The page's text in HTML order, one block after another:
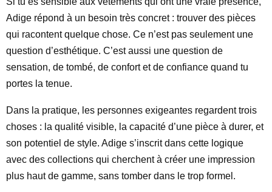
Adige répond à un besoin très concret : trouver des pièces
qui racontent quelque chose. Ce n’est pas seulement une
question d’esthétique. C’est aussi une question de
sensation, de tombé, de confort et de confiance quand tu
portes la tenue.
Dans la pratique, les personnes exigeantes regardent trois
choses : la qualité visible, la capacité d’une pièce à durer, et
son potentiel de style. Adige s’inscrit dans cette logique
avec des collections qui cherchent à créer une impression
plus haut de gamme, sans tomber dans le trop formel.